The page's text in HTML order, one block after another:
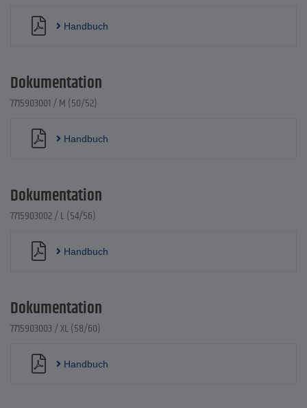
Handbuch
Dokumentation
7715903001 / M (50/52)
Handbuch
Dokumentation
7715903002 / L (54/56)
Handbuch
Dokumentation
7715903003 / XL (58/60)
Handbuch